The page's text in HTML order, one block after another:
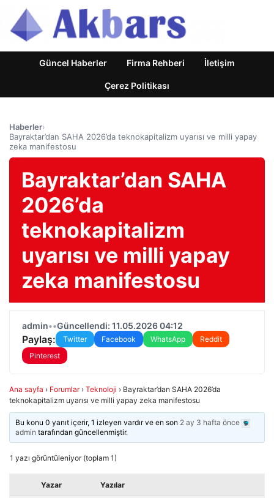
Güncel Haberler Firma Rehberi İletişim
Çerez Politikası
Haberler›
Bayraktar’dan SAHA 2026’da teknokapitalizm uyarısı ve milli yapay
zeka manifestosu
Bayraktar’dan SAHA
2026’da
teknokapitalizm
uyarısı ve milli yapay
zeka manifestosu
admin••Güncellendi: 11.05.2026 04:12
Paylaş: Twitter Facebook WhatsApp
Reddit
Pinterest
Ana sayfa › Forumlar › Teknoloji › Bayraktar’dan SAHA 2026’da
teknokapitalizm uyarısı ve milli yapay zeka manifestosu
Bu konu 0 yanıt içerir, 1 izleyen vardır ve en son 2 ay 3 hafta önce
admin tarafından güncellenmiştir.
1 yazı görüntüleniyor (toplam 1)
Yazar Yazılar